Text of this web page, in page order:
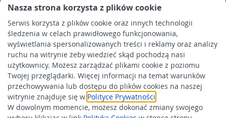
Nasza strona korzysta z plików cookie
Serwis korzysta z plików cookie oraz innych technologii
śledzenia w celach prawidłowego funkcjonowania,
wyświetlania spersonalizowanych treści i reklamy oraz analizy
ruchu na witrynie żeby wiedzieć skąd pochodzą nasi
użytkownicy. Możesz zarządzać plikami cookie z poziomu
Twojej przeglądarki. Więcej informacji na temat warunków
przechowywania lub dostępu do plików cookies na naszej
witrynie znajduje się w Polityce Prywatności
W dowolnym momencie, możesz dokonać zmiany swojego
wyposażenie łazienek i kuchni, elektronarzędzia, a także
artykuły związane z ogrodem i otoczeniem domu.
Obowiązek informacyjny
Polityka prywatności
Polityka Cookies
Odbiór zużytego sprzętu
Wspierają nas: